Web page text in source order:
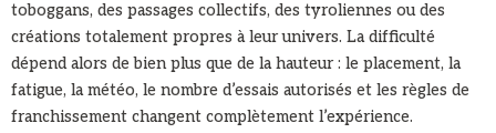
toboggans, des passages collectifs, des tyroliennes ou des
créations totalement propres à leur univers. La difficulté
dépend alors de bien plus que de la hauteur : le placement, la
fatigue, la météo, le nombre d’essais autorisés et les règles de
franchissement changent complètement l’expérience.